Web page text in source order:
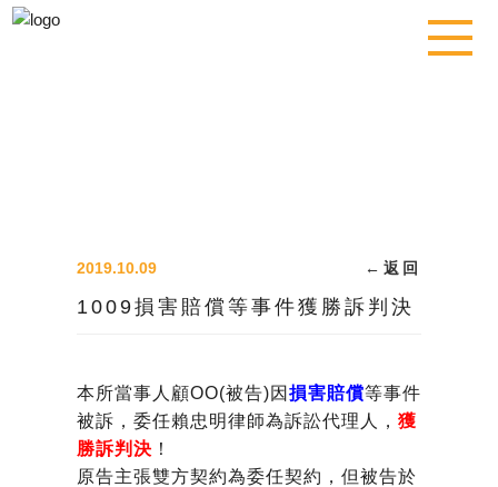
2019.10.09
1009損害賠償等事件獲勝訴判決
← 返回
本所當事人顧OO(被告)因 損害賠償等事件
被訴，委任賴忠明律師為訴訟代理人， 獲
勝訴判決 ！
原告主張雙方契約為委任契約，但被告於